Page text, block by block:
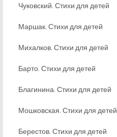
Чуковский. Стихи для детей
Маршак. Стихи для детей
Михалков. Стихи для детей
Барто. Стихи для детей
Благинина. Стихи для детей
Мошковская. Стихи для детей
Берестов. Стихи для детей